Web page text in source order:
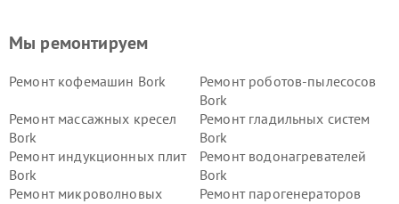
Мы ремонтируем
Ремонт кофемашин Bork
Ремонт роботов-пылесосов
Bork
Ремонт массажных кресел
Bork
Ремонт гладильных систем
Bork
Ремонт индукционных плит
Bork
Ремонт водонагревателей
Bork
Ремонт микроволновых
Ремонт парогенераторов